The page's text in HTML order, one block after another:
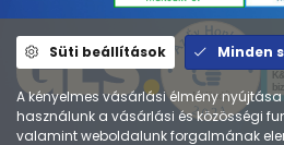
Süti beállítások Minden
A kényelmes vásárlási élmény nyújtása
használunk a vásárlási és közösségi
valamint weboldalunk forgalmának